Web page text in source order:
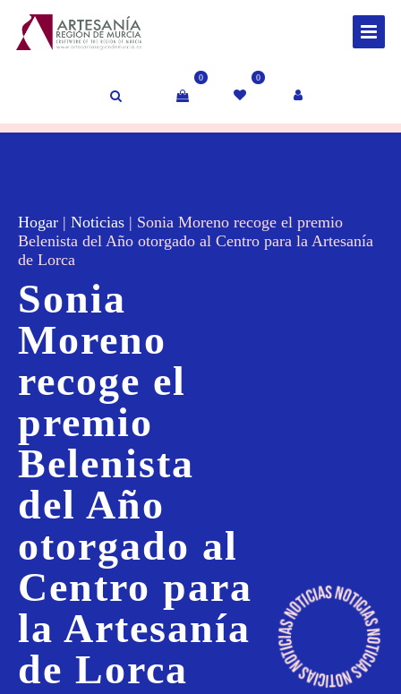
0 0
Hogar | Noticias | Sonia Moreno recoge el premio
Belenista del Año otorgado al Centro para la Artesanía
de Lorca
Sonia
Moreno
recoge el
premio
Belenista
del Año
otorgado al
Centro para
la Artesanía
de Lorca